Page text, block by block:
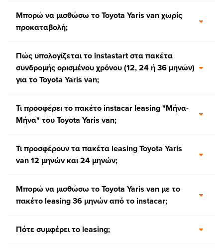
Μπορώ να μισθώσω το Toyota Yaris van χωρίς
προκαταβολή;
Πώς υπολογίζεται το instastart στα πακέτα
συνδρομής ορισμένου χρόνου (12, 24 ή 36 μηνών)
για το Toyota Yaris van;
Τι προσφέρει το πακέτο instacar leasing "Μήνα-
Μήνα" του Toyota Yaris van;
Τι προσφέρουν τα πακέτα leasing Toyota Yaris
van 12 μηνών και 24 μηνών;
Μπορώ να μισθώσω το Toyota Yaris van με το
πακέτο leasing 36 μηνών από το instacar;
Πότε συμφέρει το leasing;